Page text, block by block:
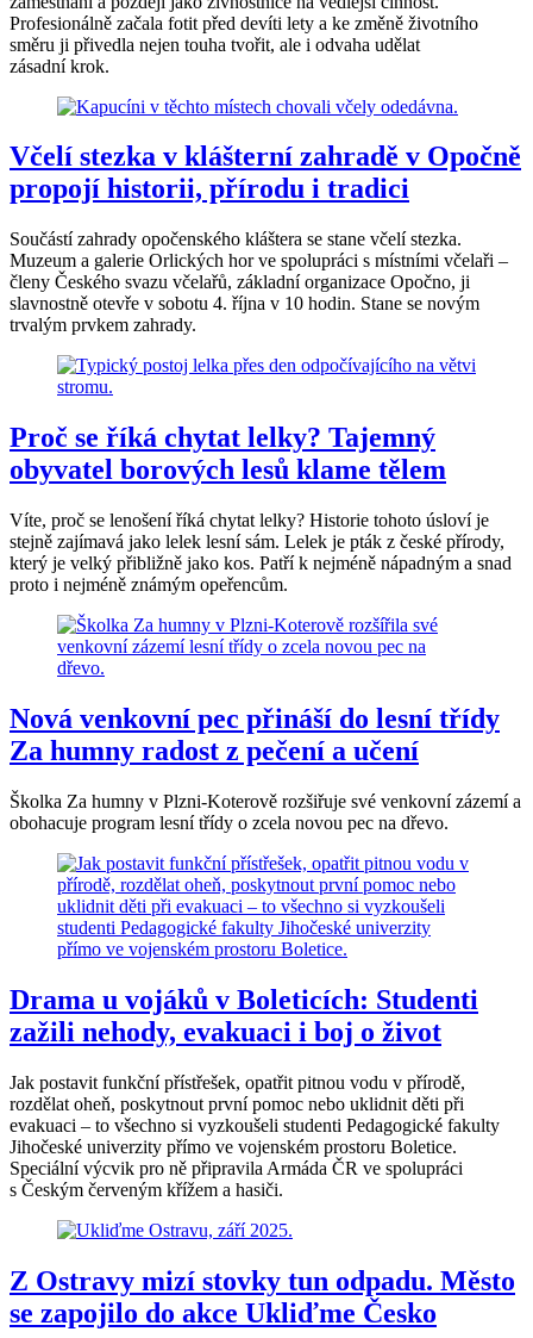
Profesionálně začala fotit před devíti lety a ke změně životního
směru ji přivedla nejen touha tvořit, ale i odvaha udělat
zásadní krok.
Včelí stezka v klášterní zahradě v Opočně
propojí historii, přírodu i tradici
Součástí zahrady opočenského kláštera se stane včelí stezka.
Muzeum a galerie Orlických hor ve spolupráci s místními včelaři –
členy Českého svazu včelařů, základní organizace Opočno, ji
slavnostně otevře v sobotu 4. října v 10 hodin. Stane se novým
trvalým prvkem zahrady.
Proč se říká chytat lelky? Tajemný
obyvatel borových lesů klame tělem
Víte, proč se lenošení říká chytat lelky? Historie tohoto úsloví je
stejně zajímavá jako lelek lesní sám. Lelek je pták z české přírody,
který je velký přibližně jako kos. Patří k nejméně nápadným a snad
proto i nejméně známým opeřencům.
Nová venkovní pec přináší do lesní třídy
Za humny radost z pečení a učení
Školka Za humny v Plzni-Koterově rozšiřuje své venkovní zázemí a
obohacuje program lesní třídy o zcela novou pec na dřevo.
Drama u vojáků v Boleticích: Studenti
zažili nehody, evakuaci i boj o život
Jak postavit funkční přístřešek, opatřit pitnou vodu v přírodě,
rozdělat oheň, poskytnout první pomoc nebo uklidnit děti při
evakuaci – to všechno si vyzkoušeli studenti Pedagogické fakulty
Jihočeské univerzity přímo ve vojenském prostoru Boletice.
Speciální výcvik pro ně připravila Armáda ČR ve spolupráci
s Českým červeným křížem a hasiči.
Z Ostravy mizí stovky tun odpadu. Město
se zapojilo do akce Ukliďme Česko